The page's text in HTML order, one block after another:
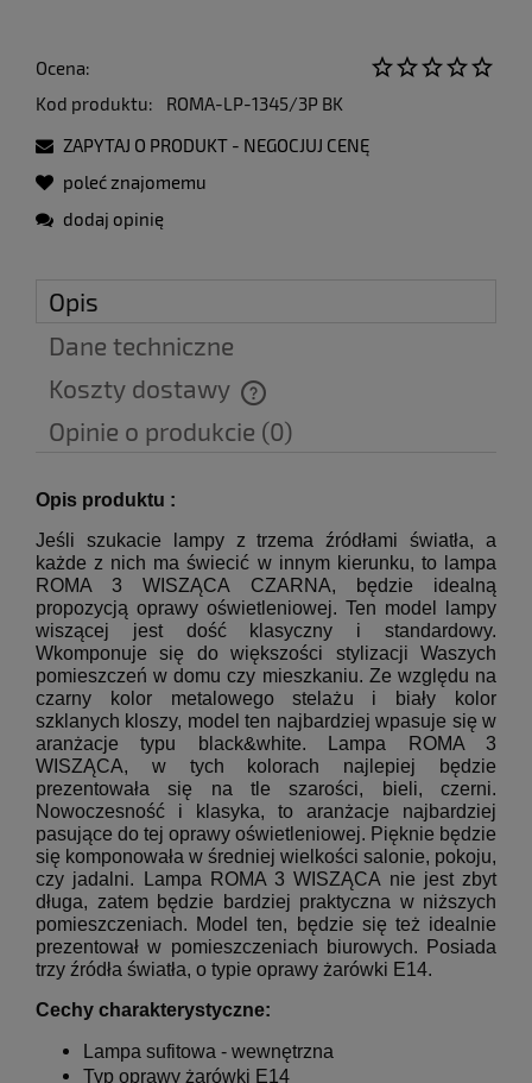
Ocena:
Kod produktu:
ROMA-LP-1345/3P BK
ZAPYTAJ O PRODUKT - NEGOCJUJ CENĘ
poleć znajomemu
dodaj opinię
Opis
Dane techniczne
Koszty dostawy
Cena nie zawiera ewentualnych kosztów płatności
Opinie o produkcie (0)
Opis produktu :
Jeśli szukacie lampy z trzema źródłami światła, a
każde z nich ma świecić w innym kierunku, to lampa
ROMA 3 WISZĄCA CZARNA, będzie idealną
propozycją oprawy oświetleniowej. Ten model lampy
wiszącej jest dość klasyczny i standardowy.
Wkomponuje się do większości stylizacji Waszych
pomieszczeń w domu czy mieszkaniu. Ze względu na
czarny kolor metalowego stelażu i biały kolor
szklanych kloszy, model ten najbardziej wpasuje się w
aranżacje typu black&white. Lampa ROMA 3
WISZĄCA, w tych kolorach najlepiej będzie
prezentowała się na tle szarości, bieli, czerni.
Nowoczesność i klasyka, to aranżacje najbardziej
pasujące do tej oprawy oświetleniowej. Pięknie będzie
się komponowała w średniej wielkości salonie, pokoju,
czy jadalni. Lampa ROMA 3 WISZĄCA nie jest zbyt
długa, zatem będzie bardziej praktyczna w niższych
pomieszczeniach. Model ten, będzie się też idealnie
prezentował w pomieszczeniach biurowych. Posiada
trzy źródła światła, o typie oprawy żarówki E14.
Cechy charakterystyczne:
Lampa sufitowa - wewnętrzna
Typ oprawy żarówki E14